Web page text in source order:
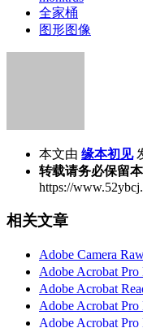
全家桶
图形图像
本文由 缘本初见
转载请务必保留本
https://
相关文章
Adobe Camera
Adobe Acrobat
Adobe Acrobat
Adobe Acrobat
Adobe Acrobat